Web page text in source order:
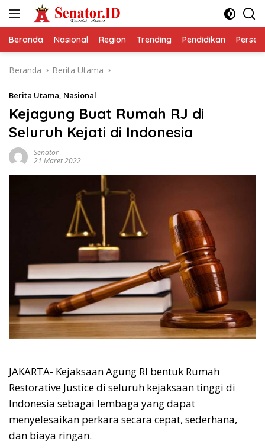
Beranda Nasional Region Trending Pendidikan
Beranda Berita Utama
Berita Utama, Nasional
Kejagung Buat Rumah RJ di
Seluruh Kejati di Indonesia
Senator
21 Maret 2022
JAKARTA- Kejaksaan Agung RI bentuk Rumah
Restorative Justice di seluruh kejaksaan tinggi di
Indonesia sebagai lembaga yang dapat
menyelesaikan perkara secara cepat, sederhana,
dan biaya ringan.